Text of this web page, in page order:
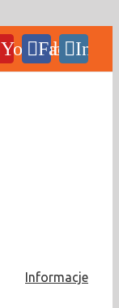
YouTubeFacebook
Informacje